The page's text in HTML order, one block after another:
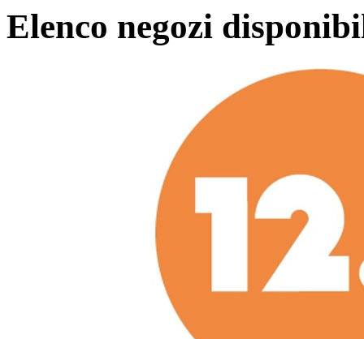
Elenco negozi